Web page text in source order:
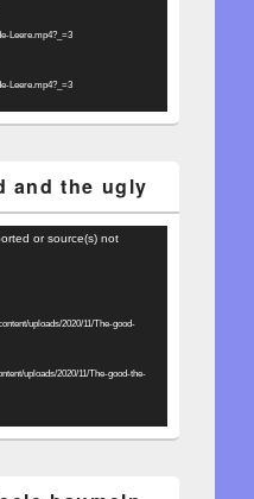
Leere.mp4?_=3
Leere.mp4?_=3
and the ugly
or source(s) not
uploads/2020/11/The-good-
uploads/2020/11/The-good-the-